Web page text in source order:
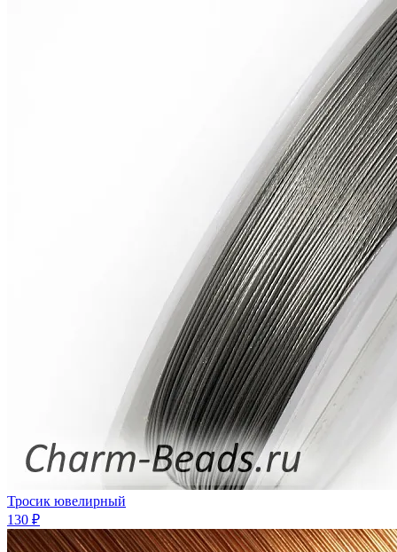
Тросик ювелирный
130 ₽